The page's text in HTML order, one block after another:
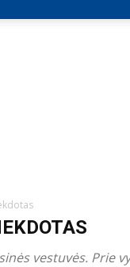
vestuvės. Prie